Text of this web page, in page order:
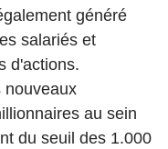
généré
salariés et
d'actions.
nouveaux
au sein
du seuil des 1.000